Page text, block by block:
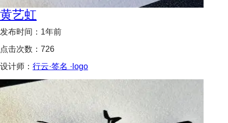
黄艺虹
发布时间： 1年前
点击次数： 726
设计师： 行云·签名 ·logo